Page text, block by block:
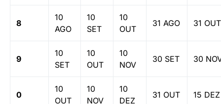
8
10
AGO
10
SET
10
OUT
31 AGO 31 OUT
9
10
SET
10
OUT
10
NOV
30 SET 30
0
10
OUT
10
NOV
10
DEZ
31 OUT 15 DEZ